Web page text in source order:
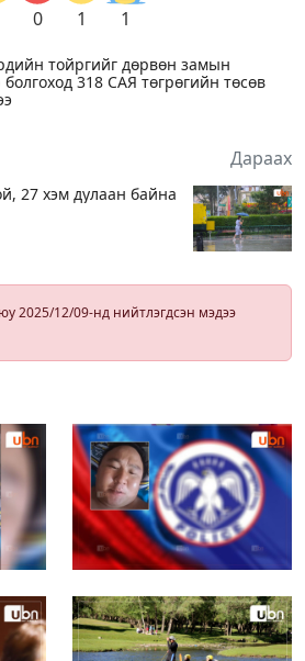
0 1 1
тойргийг дөрвөн замын
болгоход 318 САЯ төгрөгийн төсөв
Дараах
27 хэм дулаан байна
2025/12/09-нд нийтлэгдсэн мэдээ